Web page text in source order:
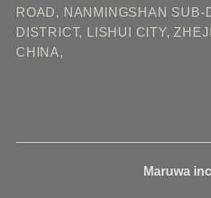
ROAD, NANMINGSHAN SUB-
DISTRICT, LISHUI CITY,
CHINA,
Maruwa